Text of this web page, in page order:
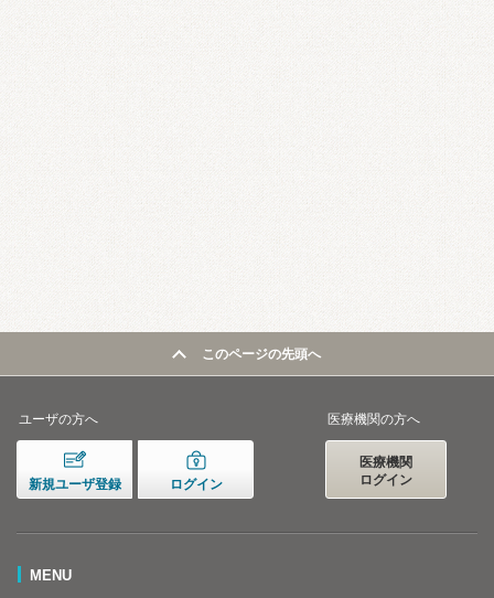
このページの先頭へ
ユーザの方へ
新規ユーザ登録 ログイン
医療機関の方へ
医療機関
ログイン
MENU